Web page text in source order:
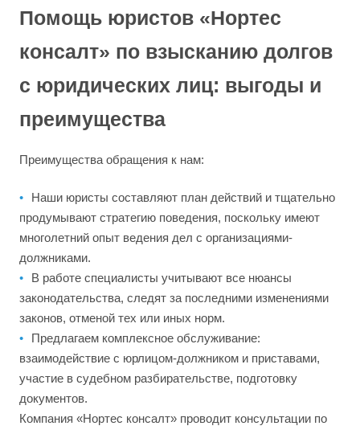
Помощь юристов «Нортес
консалт» по взысканию долгов
с юридических лиц: выгоды и
преимущества
Преимущества обращения к нам:
Наши юристы составляют план действий и тщательно
продумывают стратегию поведения, поскольку имеют
многолетний опыт ведения дел с организациями-
должниками.
В работе специалисты учитывают все нюансы
законодательства, следят за последними изменениями
законов, отменой тех или иных норм.
Предлагаем комплексное обслуживание:
взаимодействие с юрлицом-должником и приставами,
участие в судебном разбирательстве, подготовку
документов.
Компания «Нортес консалт» проводит консультации по